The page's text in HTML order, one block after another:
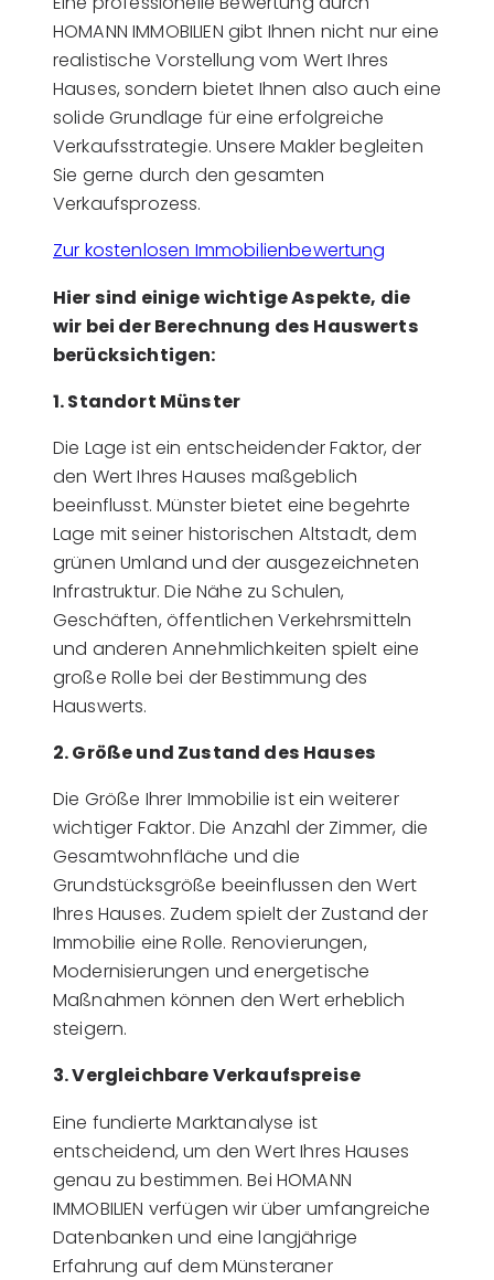
HOMANN IMMOBILIEN gibt Ihnen nicht nur eine
realistische Vorstellung vom Wert Ihres
Hauses, sondern bietet Ihnen also auch eine
solide Grundlage für eine erfolgreiche
Verkaufsstrategie. Unsere Makler begleiten
Sie gerne durch den gesamten
Verkaufsprozess.
Zur kostenlosen Immobilienbewertung
Hier sind einige wichtige Aspekte, die
wir bei der Berechnung des Hauswerts
berücksichtigen:
1. Standort Münster
Die Lage ist ein entscheidender Faktor, der
den Wert Ihres Hauses maßgeblich
beeinflusst. Münster bietet eine begehrte
Lage mit seiner historischen Altstadt, dem
grünen Umland und der ausgezeichneten
Infrastruktur. Die Nähe zu Schulen,
Geschäften, öffentlichen Verkehrsmitteln
und anderen Annehmlichkeiten spielt eine
große Rolle bei der Bestimmung des
Hauswerts.
2. Größe und Zustand des Hauses
Die Größe Ihrer Immobilie ist ein weiterer
wichtiger Faktor. Die Anzahl der Zimmer, die
Gesamtwohnfläche und die
Grundstücksgröße beeinflussen den Wert
Ihres Hauses. Zudem spielt der Zustand der
Immobilie eine Rolle. Renovierungen,
Modernisierungen und energetische
Maßnahmen können den Wert erheblich
steigern.
3. Vergleichbare Verkaufspreise
Eine fundierte Marktanalyse ist
entscheidend, um den Wert Ihres Hauses
genau zu bestimmen. Bei HOMANN
IMMOBILIEN verfügen wir über umfangreiche
Datenbanken und eine langjährige
Erfahrung auf dem Münsteraner